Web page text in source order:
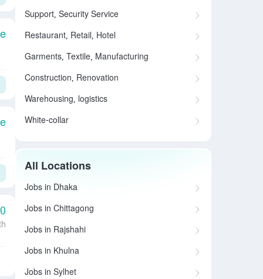
Support, Security Service
Restaurant, Retail, Hotel
Garments, Textile, Manufacturing
Construction, Renovation
Warehousing, logistics
White-collar
All Locations
Jobs in Dhaka
Jobs in Chittagong
Jobs in Rajshahi
Jobs in Khulna
Jobs in Sylhet